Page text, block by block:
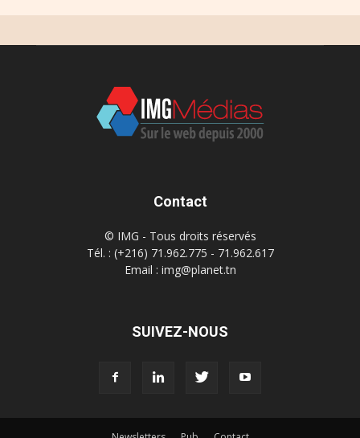
Contact
© IMG - Tous droits réservés
Tél. : (+216) 71.962.775 - 71.962.617
Email : img@planet.tn
SUIVEZ-NOUS